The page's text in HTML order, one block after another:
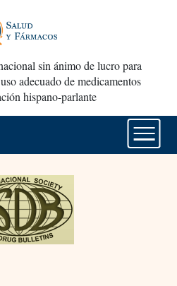
sin ánimo de lucro para
adecuado de medicamentos
hispano-parlante